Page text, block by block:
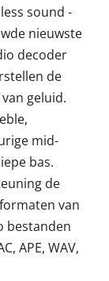
sound -
nieuwste
decoder
de
geluid.
mid-
bas.
de
van
bestanden
APE, WAV,